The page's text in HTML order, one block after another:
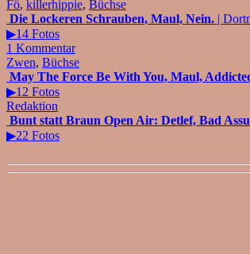
Fö, killerhippie, Büchse
Die Lockeren Schrauben, Maul, Nein. |
▶14 Fotos
1 Kommentar
Zwen, Büchse
May The Force Be With You, Maul,
▶12 Fotos
Redaktion
Bunt statt Braun Open Air: Detlef, Bad
▶22 Fotos